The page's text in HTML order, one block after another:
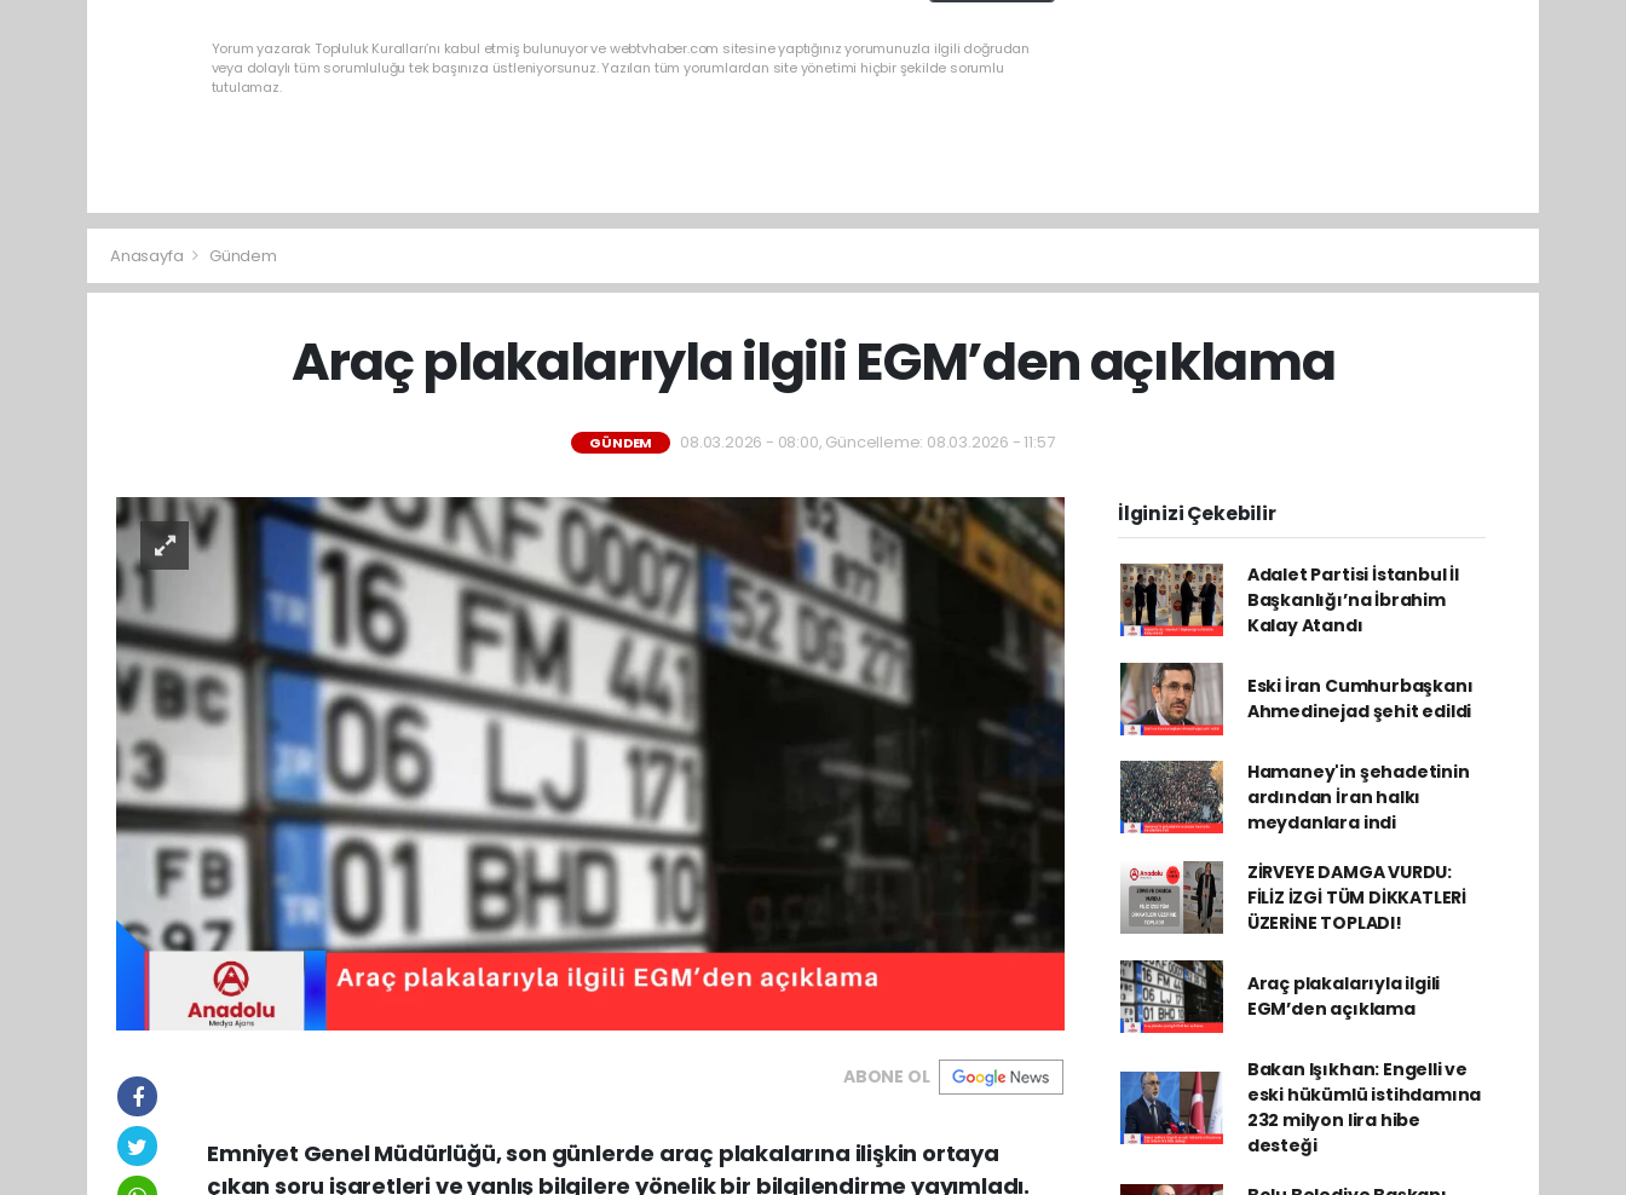
Yorum yazarak Topluluk Kuralları’nı kabul etmiş bulunuyor ve webtvhaber.com sitesine yaptığınız yorumunuzla ilgili doğrudan
veya dolaylı tüm sorumluluğu tek başınıza üstleniyorsunuz. Yazılan tüm yorumlardan site yönetimi hiçbir şekilde sorumlu
tutulamaz.
Anasayfa Gündem
Araç plakalarıyla ilgili EGM’den açıklama
GÜNDEM 08.03.2026 - 08:00, Güncelleme: 08.03.2026 - 11:57
ABONE OL
Emniyet Genel Müdürlüğü, son günlerde araç plakalarına ilişkin ortaya
çıkan soru işaretleri ve yanlış bilgilere yönelik bir bilgilendirme yayımladı.
İlginizi Çekebilir
Adalet Partisi İstanbul İl
Başkanlığı’na İbrahim
Kalay Atandı
Eski İran Cumhurbaşkanı
Ahmedinejad şehit edildi
Hamaney'in şehadetinin
ardından İran halkı
meydanlara indi
ZİRVEYE DAMGA VURDU:
FİLİZ İZGİ TÜM DİKKATLERİ
ÜZERİNE TOPLADI!
Araç plakalarıyla ilgili
EGM’den açıklama
Bakan Işıkhan: Engelli ve
eski hükümlü istihdamına
232 milyon lira hibe
desteği